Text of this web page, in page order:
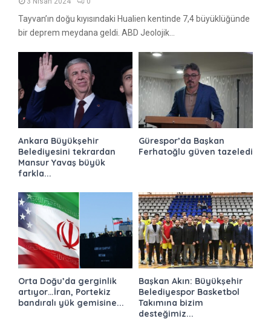
Tayvan’ın doğu kıyısındaki Hualien kentinde 7,4 büyüklüğünde
bir deprem meydana geldi. ABD Jeolojik...
Ankara Büyükşehir
Belediyesini tekrardan
Mansur Yavaş büyük
farkla...
Gürespor’da Başkan
Ferhatoğlu güven tazeledi
Orta Doğu’da gerginlik
artıyor…İran, Portekiz
bandıralı yük gemisine...
Başkan Akın: Büyükşehir
Belediyespor Basketbol
Takımına bizim
desteğimiz...